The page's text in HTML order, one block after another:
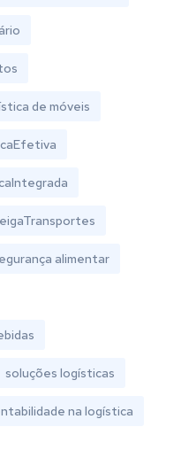
de móveis
alimentar
soluções logísticas
na logística